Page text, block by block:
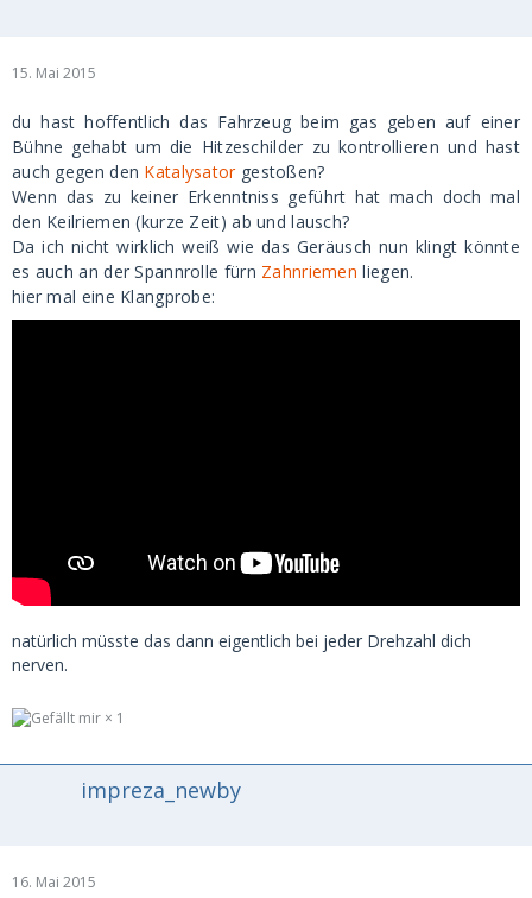
15. Mai 2015
du hast hoffentlich das Fahrzeug beim gas geben auf einer
Bühne gehabt um die Hitzeschilder zu kontrollieren und hast
auch gegen den Katalysatorgestoßen?
Wenn das zu keiner Erkenntniss geführt hat mach doch mal
den Keilriemen (kurze Zeit) ab und lausch?
Da ich nicht wirklich weiß wie das Geräusch nun klingt könnte
es auch an der Spannrolle fürn Zahnriemen liegen.
hier mal eine Klangprobe:
natürlich müsste das dann eigentlich bei jeder Drehzahl dich
nerven.
1
impreza_newby
16. Mai 2015